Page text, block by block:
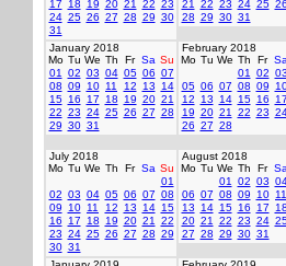
17
18 19 20 21 22 23
24 25 26 27 28 29 30
31
21
22 23 24 25 26
28 29 30 31
January 2018
Mo Tu We Th Fr Sa Su
01
02 03 04 05 06 07
08 09 10 11 12 13
14
15 16 17 18 19 20 21
22 23 24 25 26 27 28
29 30 31
February 2018
Mo Tu We Th Fr Sa
01
02 03
05 06 07 08 09
12
13 14 15 16 17
19 20 21 22 23
26 27 28
July 2018
Mo Tu We Th Fr Sa Su
01
02 03 04 05 06 07 08
09
10 11 12 13 14 15
16
17 18 19 20 21
22
23 24 25 26 27 28 29
30 31
August 2018
Mo Tu We Th Fr Sa
01
02 03
06 07 08 09 10 11
13
14 15 16 17 18
20 21 22 23 24
27 28 29 30 31